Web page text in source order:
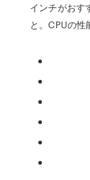
インチがおす
と。CPUの